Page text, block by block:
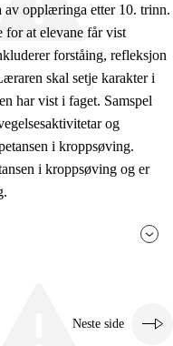
av opplæringa etter 10. trinn.
at elevane får vist
forståing, refleksjon
skal setje karakter i
har vist i faget. Samspel
og
i kroppsøving.
i kroppsøving og er
Neste side